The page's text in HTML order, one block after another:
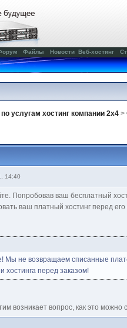
Файлы Новости Веб-хостинг
услугам хостинг компании 2x4 >
14:40
Попробовав ваш бесплатный
ваш платный хостинг перед
Мы не возвращаем списанные
хостинга перед заказом!
возникает вопрос, как это можно